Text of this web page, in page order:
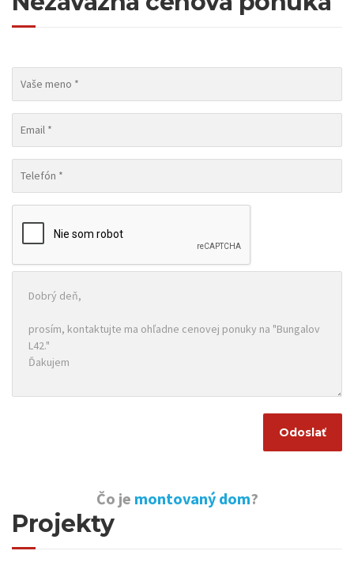
Čo je montovaný dom?
Projekty